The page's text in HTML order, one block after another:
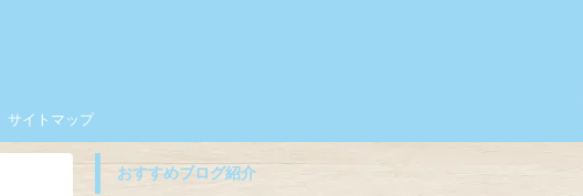
サイトマップ
おすすめブログ紹介